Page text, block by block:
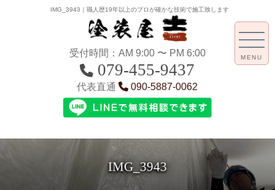
IMG_3943｜職人歴19年以上のプロが確かな技術で施工致します
受付時間：AM 9:00 〜 PM 6:00
079-455-9437
代表直通 090-5887-0062
IMG_3943
MENU